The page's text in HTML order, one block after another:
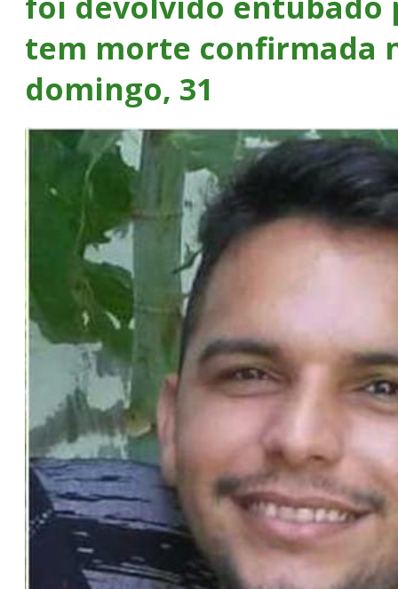
tem morte confirmada
domingo, 31